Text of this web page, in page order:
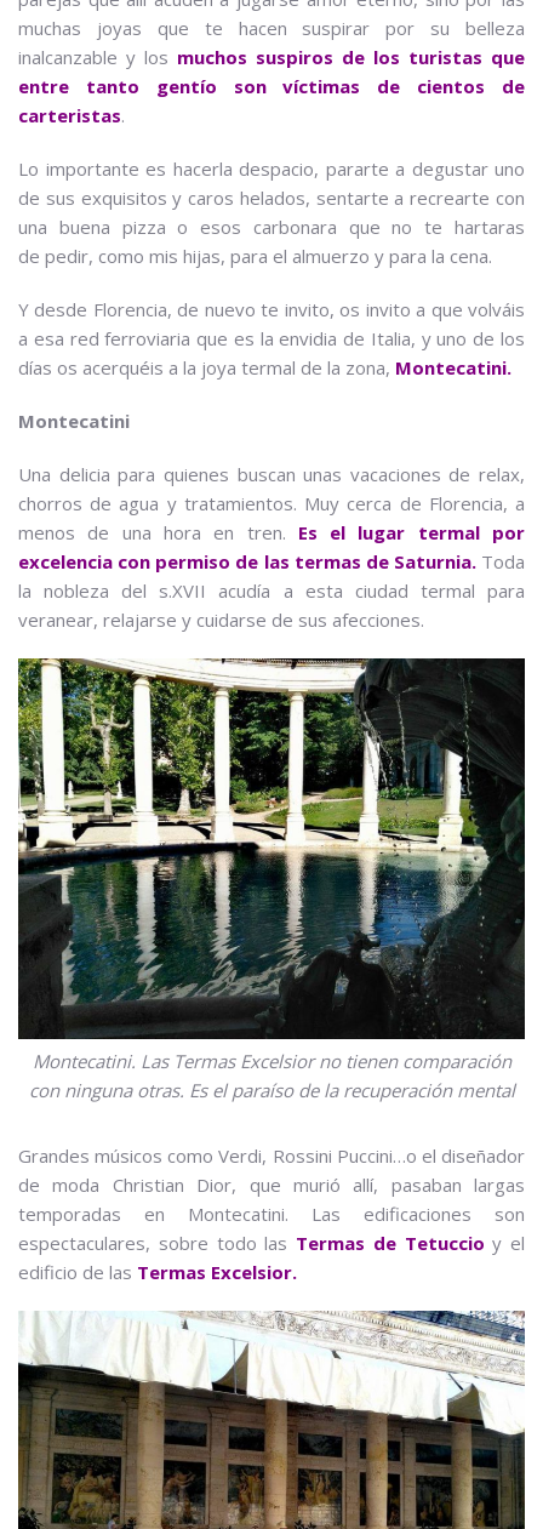
muchas joyas que te hacen suspirar por su belleza
inalcanzable y los muchos suspiros de los turistas que
entre tanto gentío son víctimas de cientos de
carteristas.
Lo importante es hacerla despacio, pararte a degustar uno
de sus exquisitos y caros helados, sentarte a recrearte con
una buena pizza o esos carbonara que no te hartaras
de pedir, como mis hijas, para el almuerzo y para la cena.
Y desde Florencia, de nuevo te invito, os invito a que volváis
a esa red ferroviaria que es la envidia de Italia, y uno de los
días os acerquéis a la joya termal de la zona, Montecatini.
Montecatini
Una delicia para quienes buscan unas vacaciones de relax,
chorros de agua y tratamientos. Muy cerca de Florencia, a
menos de una hora en tren. Es el lugar termal por
excelencia con permiso de las termas de Saturnia.Toda
la nobleza del s.XVII acudía a esta ciudad termal para
veranear, relajarse y cuidarse de sus afecciones.
Montecatini. Las Termas Excelsior no tienen comparación
con ninguna otras. Es el paraíso de la recuperación mental
Grandes músicos como Verdi, Rossini Puccini…o el diseñador
de moda Christian Dior, que murió allí, pasaban largas
temporadas en Montecatini. Las edificaciones son
espectaculares, sobre todo las Termas de Tetuccio y el
edificio de las Termas Excelsior.